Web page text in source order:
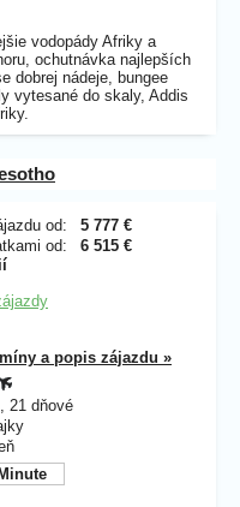
vodopády Afriky a
ochutnávka najlepších
dobrej nádeje, bungee
vytesané do skaly, Addis
od:
5 777 €
od:
6 515 €
a popis zájazdu »
21 dňové